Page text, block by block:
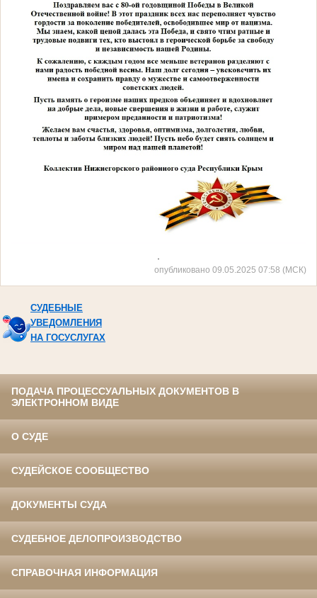
опубликовано 09.05.2025 07:58 (МСК)
СУДЕБНЫЕ
УВЕДОМЛЕНИЯ
НА ГОСУСЛУГАХ
ПОДАЧА ПРОЦЕССУАЛЬНЫХ ДОКУМЕНТОВ В
ЭЛЕКТРОННОМ ВИДЕ
О СУДЕ
СУДЕЙСКОЕ СООБЩЕСТВО
ДОКУМЕНТЫ СУДА
СУДЕБНОЕ ДЕЛОПРОИЗВОДСТВО
СПРАВОЧНАЯ ИНФОРМАЦИЯ